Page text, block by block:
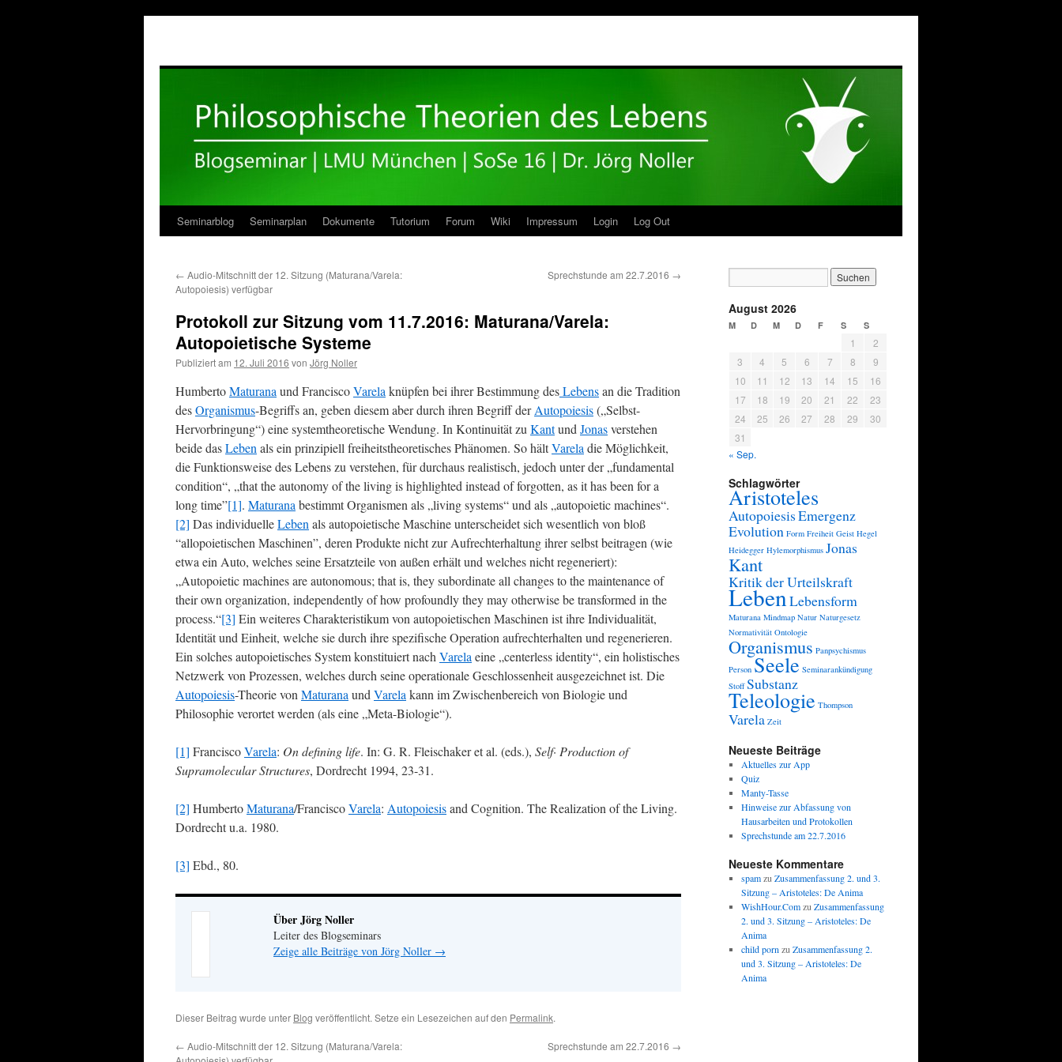
Zum
springen
Seminarblog Seminarplan Dokumente Tutorium Forum Wiki Impressum Login Log Out
← Audio-Mitschnitt der 12. Sitzung (Maturana/Varela:
Autopoiesis) verfügbar
Sprechstunde am 22.7.2016 →
Protokoll zur Sitzung vom 11.7.2016: Maturana/Varela:
Autopoietische Systeme
Publiziert am 12. Juli 2016 von Jörg Noller
HumbertoMaturana und FranciscoVarela knüpfen bei ihrer Bestimmung desLebensan die Tradition
desOrganismus-Begriffs an, geben diesem aber durch ihren Begriff derAutopoiesis(„Selbst-
Hervorbringung“) eine systemtheoretische Wendung. In Kontinuität zu Kantund Jonasverstehen
beide dasLeben als ein prinzipiell freiheitstheoretisches Phänomen. So hältVarela die Möglichkeit,
die Funktionsweise des Lebens zu verstehen, für durchaus realistisch, jedoch unter der „fundamental
condition“, „that the autonomy of the living is highlighted instead of forgotten, as it has been for a
long time”[1]. Maturana bestimmt Organismen als „living systems“ und als „autopoietic machines“.
[2] Das individuelleLeben als autopoietische Maschine unterscheidet sich wesentlich von bloß
“allopoietischen Maschinen”, deren Produkte nicht zur Aufrechterhaltung ihrer selbst beitragen (wie
etwa ein Auto, welches seine Ersatzteile von außen erhält und welches nicht regeneriert):
„Autopoietic machines are autonomous; that is, they subordinate all changes to the maintenance of
their own organization, independently of how profoundly they may otherwise be transformed in the
process.“[3] Ein weiteres Charakteristikum von autopoietischen Maschinen ist ihre Individualität,
Identität und Einheit, welche sie durch ihre spezifische Operation aufrechterhalten und regenerieren.
Ein solches autopoietisches System konstituiert nach Varela eine „centerless identity“, ein holistisches
Netzwerk von Prozessen, welches durch seine operationale Geschlossenheit ausgezeichnet ist. Die
Autopoiesis-Theorie von Maturana und Varela kann im Zwischenbereich von Biologie und
Philosophie verortet werden (als eine „Meta-Biologie“).
[1] FranciscoVarela: On defining life. In: G. R. Fleischaker et al. (eds.), Self· Production of
Supramolecular Structures, Dordrecht 1994, 23-31.
[2] HumbertoMaturana/FranciscoVarela: Autopoiesisand Cognition. The Realization of the Living.
Dordrecht u.a. 1980.
[3] Ebd., 80.
Über Jörg Noller
Leiter des Blogseminars
Zeige alle Beiträge von Jörg Noller →
Dieser Beitrag wurde unter Blog veröffentlicht. Setze ein Lesezeichen auf den Permalink.
← Audio-Mitschnitt der 12. Sitzung (Maturana/Varela:
Sprechstunde am 22.7.2016 →
August 2026
M D M D F S S
1
2
3
4 5 6 7 8
9
10
11 12 13 14 15
16
17
18 19 20 21 22
23
24
25 26 27 28 29
30
31
« Sep.
Schlagwörter
Aristoteles
AutopoiesisEmergenz
Evolution Form Freiheit Geist Hegel
Heidegger Hylemorphismus Jonas
Kant
Kritik der Urteilskraft
LebenLebensform
Maturana Mindmap Natur Naturgesetz
Normativität Ontologie
Organismus Panpsychismus
Person Seele Seminarankündigung
Stoff Substanz
Teleologie Thompson
Varela Zeit
Neueste Beiträge
Aktuelles zur App
Quiz
Manty-Tasse
Hinweise zur Abfassung von
Hausarbeiten und Protokollen
Sprechstunde am 22.7.2016
Neueste Kommentare
spamzu Zusammenfassung 2. und 3.
Sitzung – Aristoteles: De Anima
WishHour.Comzu Zusammenfassung
2. und 3. Sitzung – Aristoteles: De
Anima
child porn zu Zusammenfassung 2.
und 3. Sitzung – Aristoteles: De
Anima